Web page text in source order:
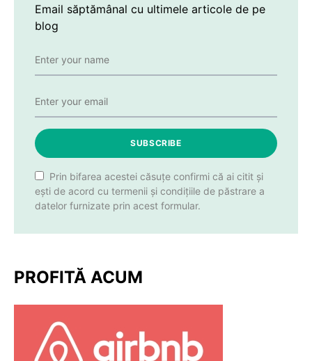
Email săptămânal cu ultimele articole de pe
blog
SUBSCRIBE
Prin bifarea acestei căsuțe confirmi că ai citit și
ești de acord cu termenii și condițiile de păstrare a
datelor furnizate prin acest formular.
PROFITĂ ACUM